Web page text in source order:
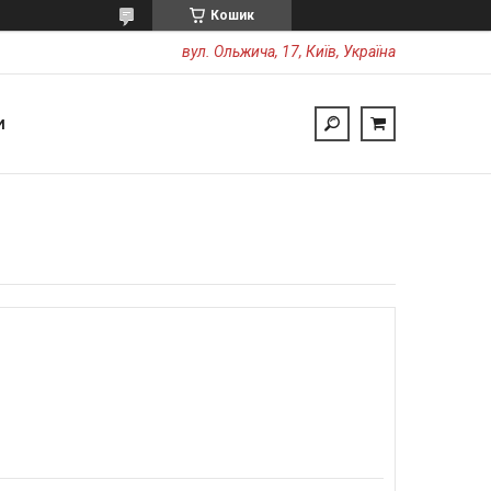
Кошик
вул. Ольжича, 17, Київ, Україна